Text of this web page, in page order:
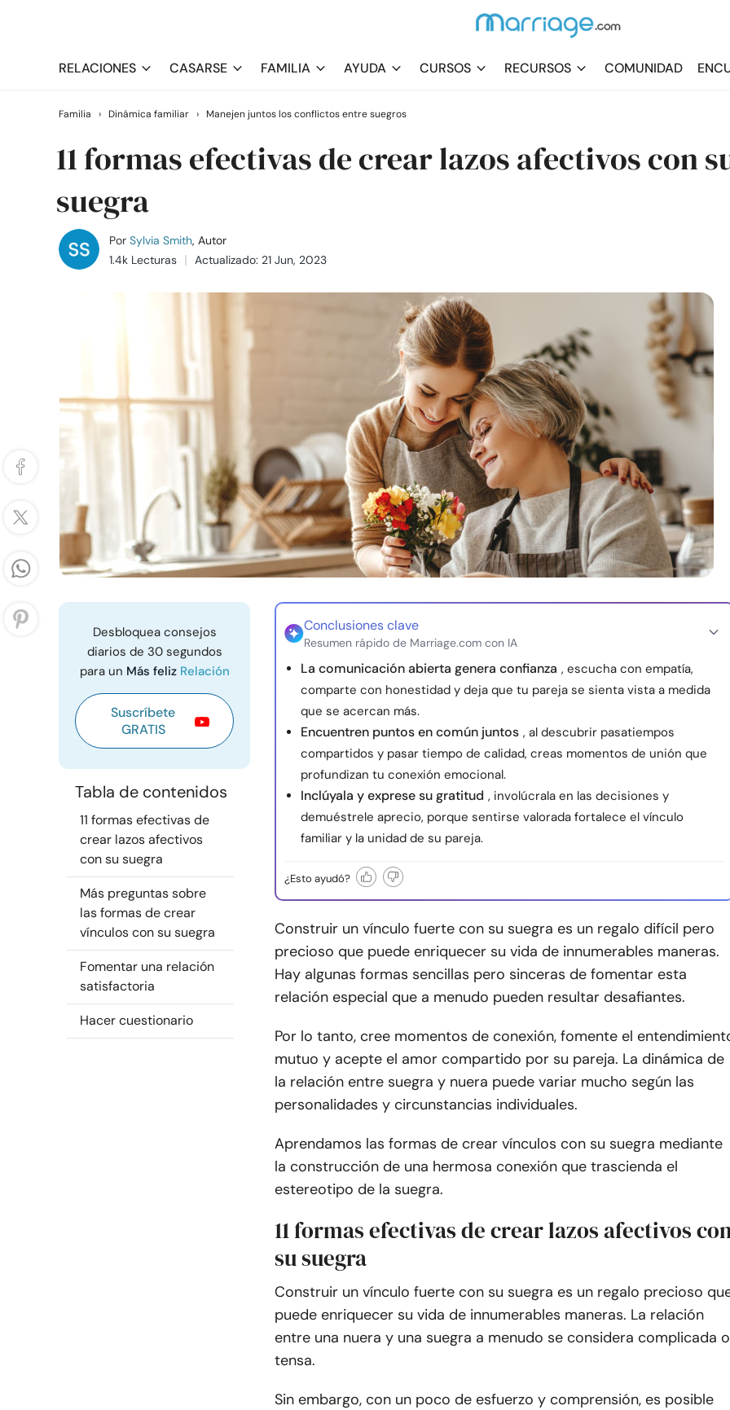
RELACIONES CASARSE FAMILIA AYUDA CURSOS RECURSOS COMUNIDAD
Familia › Dinámica familiar › Manejen juntos los conflictos entre suegros
11 formas efectivas de crear lazos afectivos con
suegra
Por Sylvia Smith, Autor
1.4k Lecturas
Actualizado: 21 Jun, 2023
Desbloquea consejos
diarios de 30 segundos
para un Más feliz Relación
Suscríbete
GRATIS
Tabla de contenidos
11 formas efectivas de
crear lazos afectivos
con su suegra
Más preguntas sobre
las formas de crear
vínculos con su suegra
Fomentar una relación
satisfactoria
Hacer cuestionario
Conclusiones clave
Resumen rápido de Marriage.com con IA
La comunicación abierta genera confianza , escucha con empatía,
comparte con honestidad y deja que tu pareja se sienta vista a medida
que se acercan más.
Encuentren puntos en común juntos , al descubrir pasatiempos
compartidos y pasar tiempo de calidad, creas momentos de unión que
profundizan tu conexión emocional.
Inclúyala y exprese su gratitud , involúcrala en las decisiones y
demuéstrele aprecio, porque sentirse valorada fortalece el vínculo
familiar y la unidad de su pareja.
¿Esto ayudó?
Construir un vínculo fuerte con su suegra es un regalo difícil pero
precioso que puede enriquecer su vida de innumerables maneras.
Hay algunas formas sencillas pero sinceras de fomentar esta
relación especial que a menudo pueden resultar desafiantes.
Por lo tanto, cree momentos de conexión, fomente el
mutuo y acepte el amor compartido por su pareja. La dinámica de
la relación entre suegra y nuera puede variar mucho según las
personalidades y circunstancias individuales.
Aprendamos las formas de crear vínculos con su suegra mediante
la construcción de una hermosa conexión que trascienda el
estereotipo de la suegra.
11 formas efectivas de crear lazos afectivos
su suegra
Construir un vínculo fuerte con su suegra es un regalo precioso
puede enriquecer su vida de innumerables maneras. La relación
entre una nuera y una suegra a menudo se considera complicada o
tensa.
Sin embargo, con un poco de esfuerzo y comprensión, es posible